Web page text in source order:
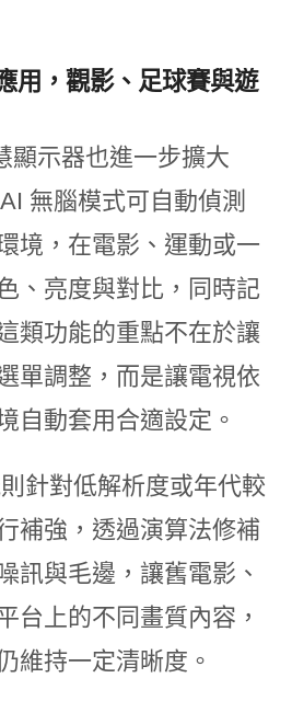
用，觀影、足球賽與遊
顯示器也進一步擴大
無腦模式可自動偵測
境，在電影、運動或一
、亮度與對比，同時記
類功能的重點不在於讓
單調整，而是讓電視依
自動套用合適設定。
針對低解析度或年代較
補強，透過演算法修補
訊與毛邊，讓舊電影、
台上的不同畫質內容，
維持一定清晰度。